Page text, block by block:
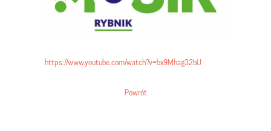
https://www.youtube.com/watch?v=bx9Mhag32bU
Powrót